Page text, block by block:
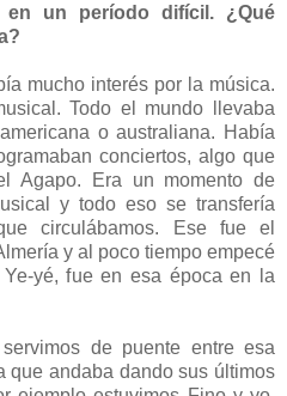
un período difícil. ¿Qué
mucho interés por la música.
Todo el mundo llevaba
o australiana. Había
conciertos, algo que
Agapo. Era un momento de
y todo eso se transfería
circulábamos. Ese fue el
y al poco tiempo empecé
yé, fue en esa época en la
de puente entre esa
que andaba dando sus últimos